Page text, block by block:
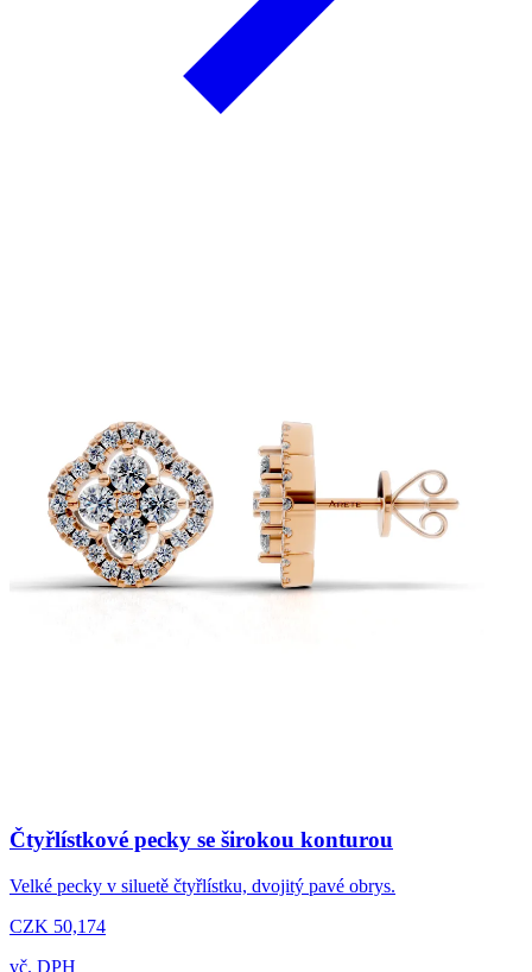
Čtyřlístkové pecky se širokou konturou
Velké pecky v siluetě čtyřlístku, dvojitý pavé obrys.
CZK 50,174
vč. DPH